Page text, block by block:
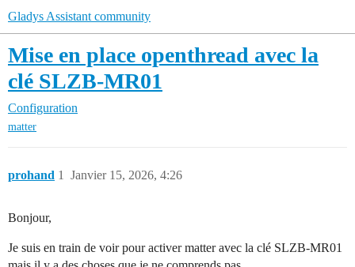
Gladys Assistant community
Mise en place openthread avec la
clé SLZB-MR01
Configuration
matter
prohand Janvier 15, 2026, 4:26
1
Bonjour,
Je suis en train de voir pour activer matter avec la clé SLZB-MR01